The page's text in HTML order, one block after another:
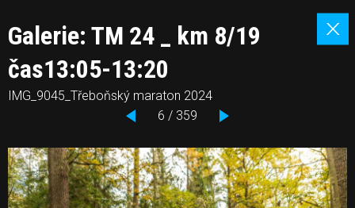
Galerie: TM 24 _ km 8/19
čas13:05-13:20
IMG_9045_Třeboňský maraton 2024
6 / 359